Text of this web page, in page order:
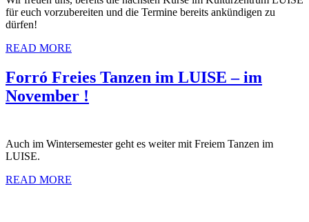
für euch vorzubereiten und die Termine bereits ankündigen zu
dürfen!
READ MORE
Forró Freies Tanzen im LUISE – im
November !
Auch im Wintersemester geht es weiter mit Freiem Tanzen im
LUISE.
READ MORE